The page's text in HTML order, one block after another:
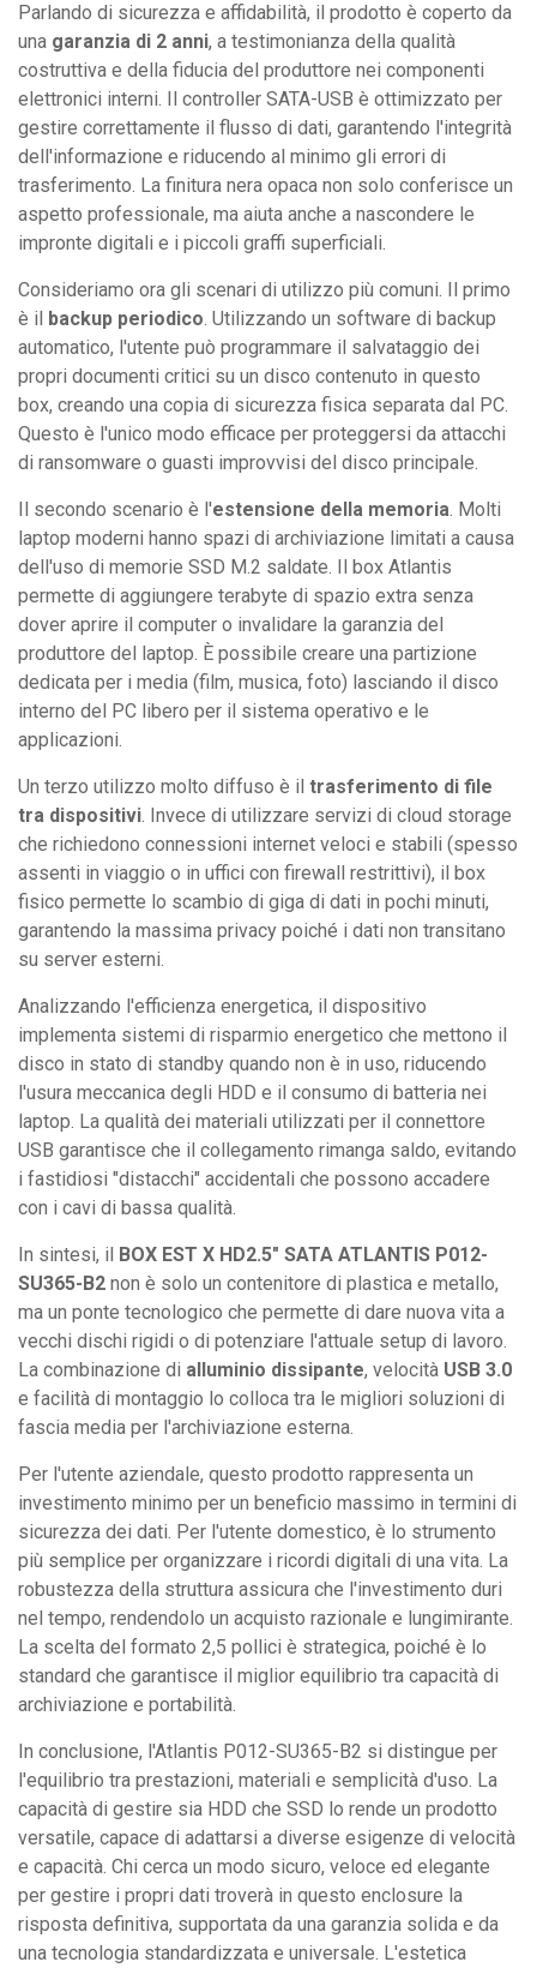
Parlando di sicurezza e affidabilità, il prodotto è coperto da
una garanzia di 2 anni, a testimonianza della qualità
costruttiva e della fiducia del produttore nei componenti
elettronici interni. Il controller SATA-USB è ottimizzato per
gestire correttamente il flusso di dati, garantendo l'integrità
dell'informazione e riducendo al minimo gli errori di
trasferimento. La finitura nera opaca non solo conferisce un
aspetto professionale, ma aiuta anche a nascondere le
impronte digitali e i piccoli graffi superficiali.
Consideriamo ora gli scenari di utilizzo più comuni. Il primo
è il backup periodico. Utilizzando un software di backup
automatico, l'utente può programmare il salvataggio dei
propri documenti critici su un disco contenuto in questo
box, creando una copia di sicurezza fisica separata dal PC.
Questo è l'unico modo efficace per proteggersi da attacchi
di ransomware o guasti improvvisi del disco principale.
Il secondo scenario è l'estensione della memoria. Molti
laptop moderni hanno spazi di archiviazione limitati a causa
dell'uso di memorie SSD M.2 saldate. Il box Atlantis
permette di aggiungere terabyte di spazio extra senza
dover aprire il computer o invalidare la garanzia del
produttore del laptop. È possibile creare una partizione
dedicata per i media (film, musica, foto) lasciando il disco
interno del PC libero per il sistema operativo e le
applicazioni.
Un terzo utilizzo molto diffuso è il trasferimento di file
tra dispositivi. Invece di utilizzare servizi di cloud storage
che richiedono connessioni internet veloci e stabili (spesso
assenti in viaggio o in uffici con firewall restrittivi), il box
fisico permette lo scambio di giga di dati in pochi minuti,
garantendo la massima privacy poiché i dati non transitano
su server esterni.
Analizzando l'efficienza energetica, il dispositivo
implementa sistemi di risparmio energetico che mettono il
disco in stato di standby quando non è in uso, riducendo
l'usura meccanica degli HDD e il consumo di batteria nei
laptop. La qualità dei materiali utilizzati per il connettore
USB garantisce che il collegamento rimanga saldo, evitando
i fastidiosi "distacchi" accidentali che possono accadere
con i cavi di bassa qualità.
In sintesi, il BOX EST X HD2.5" SATA ATLANTIS P012-
SU365-B2 non è solo un contenitore di plastica e metallo,
ma un ponte tecnologico che permette di dare nuova vita a
vecchi dischi rigidi o di potenziare l'attuale setup di lavoro.
La combinazione di alluminio dissipante, velocità USB 3.0
e facilità di montaggio lo colloca tra le migliori soluzioni di
fascia media per l'archiviazione esterna.
Per l'utente aziendale, questo prodotto rappresenta un
investimento minimo per un beneficio massimo in termini di
sicurezza dei dati. Per l'utente domestico, è lo strumento
più semplice per organizzare i ricordi digitali di una vita. La
robustezza della struttura assicura che l'investimento duri
nel tempo, rendendolo un acquisto razionale e lungimirante.
La scelta del formato 2,5 pollici è strategica, poiché è lo
standard che garantisce il miglior equilibrio tra capacità di
archiviazione e portabilità.
In conclusione, l'Atlantis P012-SU365-B2 si distingue per
l'equilibrio tra prestazioni, materiali e semplicità d'uso. La
capacità di gestire sia HDD che SSD lo rende un prodotto
versatile, capace di adattarsi a diverse esigenze di velocità
e capacità. Chi cerca un modo sicuro, veloce ed elegante
per gestire i propri dati troverà in questo enclosure la
risposta definitiva, supportata da una garanzia solida e da
una tecnologia standardizzata e universale. L'estetica